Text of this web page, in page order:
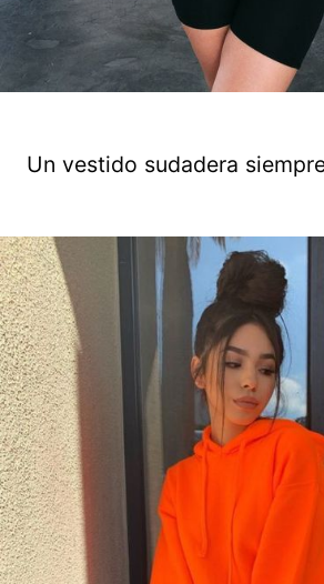
Un vestido sudadera